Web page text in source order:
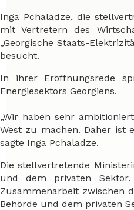
Inga Pchaladze, die
mit Vertretern des
„Georgische Staats-
besucht.
In ihrer Eröffnungsrede
Energiesektors Georgiens.
„Wir haben sehr
West zu machen. Daher ist
sagte Inga Pchaladze.
Die stellvertretende
und dem privaten
Zusammenarbeit zwischen
Behörde und dem privaten